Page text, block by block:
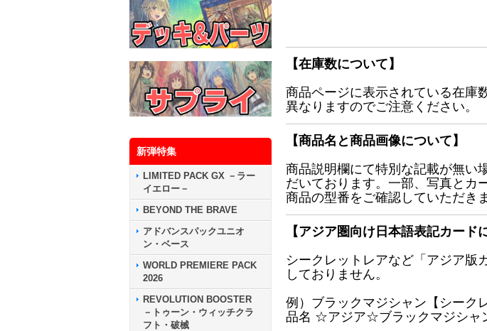
新弾特集
LIMITED PACK GX －ラー
イエロー－
BEYOND THE BRAVE
アドバンスパックユニオ
ン・ベース
WORLD PREMIERE PACK
2026
REVOLUTION BOOSTER
－トゥーン・ウィッチクラ
フト・破械
【在庫数について】
商品ページに表示されている在庫
異なりますのでご注意ください。
【商品名と商品画像について】
商品説明欄にて特別な記載が無い
だいております。一部、写真とカ
商品の型番をご確認していただき
【アジア圏向け日本語表記カード
シークレットレアなど「アジア版
しておりません。
例）ブラックマジシャン【シーク
品名 ☆アジア☆ブラックマジシャ